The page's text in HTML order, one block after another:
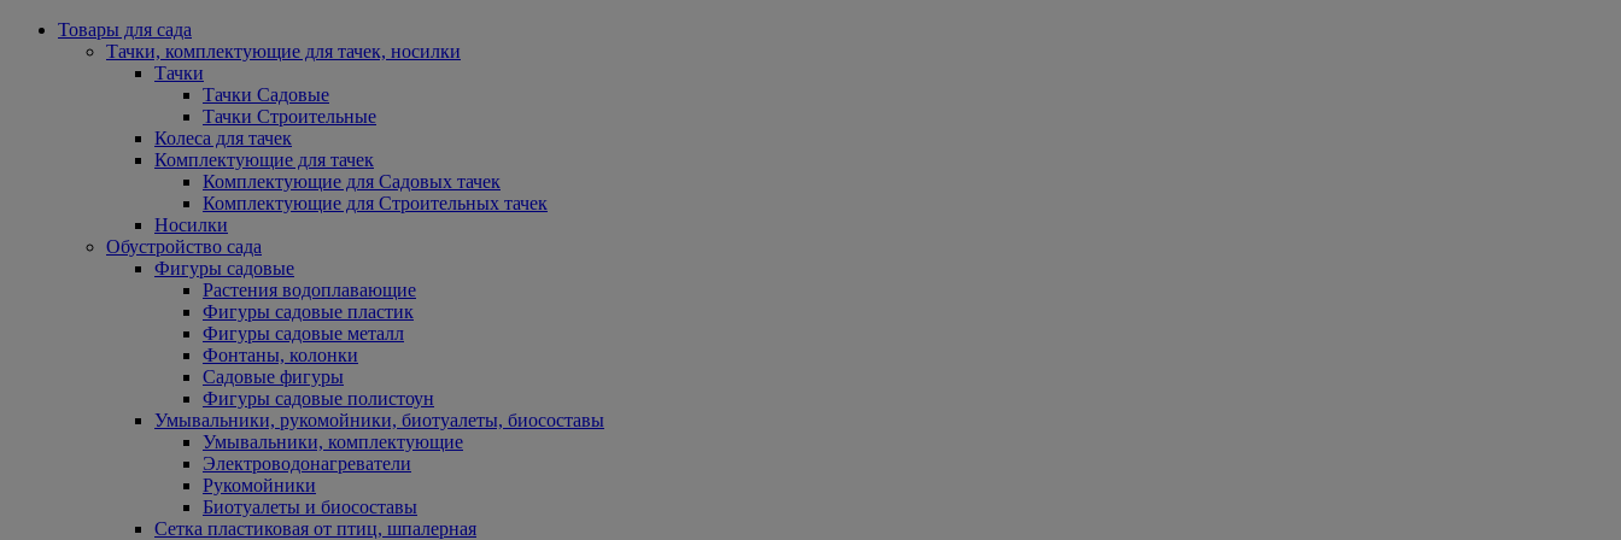
Товары для сада
Тачки, комплектующие для тачек, носилки
Тачки
Тачки Садовые
Тачки Строительные
Колеса для тачек
Комплектующие для тачек
Комплектующие для Садовых тачек
Комплектующие для Строительных тачек
Носилки
Обустройство сада
Фигуры садовые
Растения водоплавающие
Фигуры садовые пластик
Фигуры садовые металл
Фонтаны, колонки
Садовые фигуры
Фигуры садовые полистоун
Умывальники, рукомойники, биотуалеты, биосоставы
Умывальники, комплектующие
Электроводонагреватели
Рукомойники
Биотуалеты и биосоставы
Сетка пластиковая от птиц, шпалерная